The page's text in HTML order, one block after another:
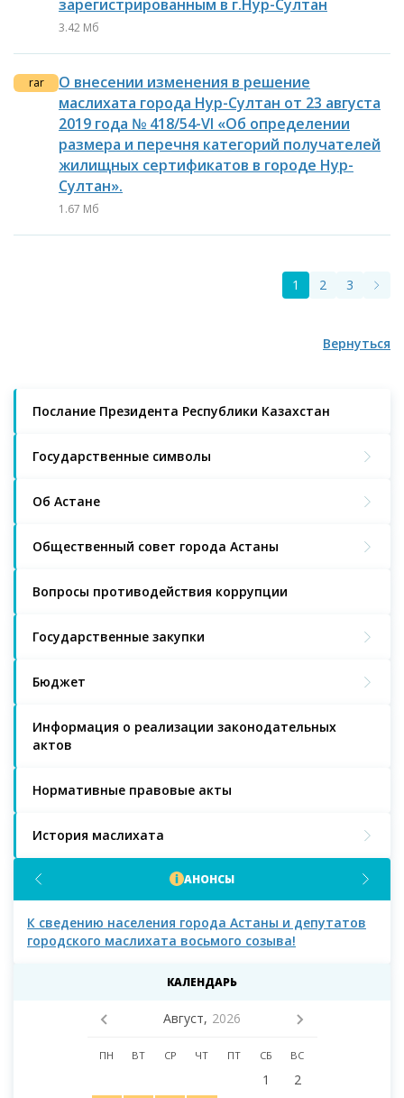
Послание Президента Республики Казахстан
Государственные символы
Об Астане
Общественный совет города Астаны
Вопросы противодействия коррупции
Государственные закупки
Бюджет
Информация о реализации законодательных
актов
Нормативные правовые акты
История маслихата
АНОНСЫ
К сведению населения города Астаны и депутатов
городского маслихата восьмого созыва!
КАЛЕНДАРЬ
Август, 2026
ПН ВТ СР ЧТ ПТ СБ ВС
1
2
зарегистрированным в г.Нур-Султан
3.42 Мб
rar
О внесении изменения в решение
маслихата города Нур-Султан от 23 августа
2019 года № 418/54-VI «Об определении
размера и перечня категорий получателей
жилищных сертификатов в городе Нур-
Султан».
1.67 Мб
1 2 3
Вернуться